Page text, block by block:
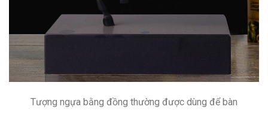
Tượng ngựa bằng đồng thường được dùng để bàn